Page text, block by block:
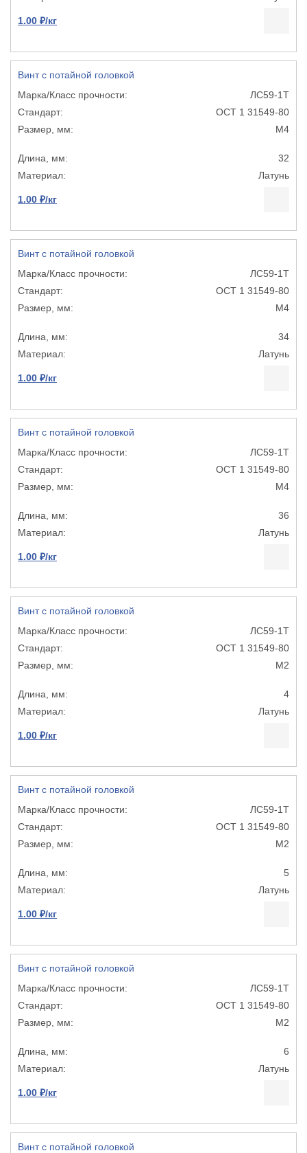
1.00 ₽/кг
Винт с потайной головкой
ЛС59-1Т
ОСТ 1 31549-80
М4
32
Латунь
1.00 ₽/кг
Винт с потайной головкой
ЛС59-1Т
ОСТ 1 31549-80
М4
34
Латунь
1.00 ₽/кг
Винт с потайной головкой
ЛС59-1Т
ОСТ 1 31549-80
М4
36
Латунь
1.00 ₽/кг
Винт с потайной головкой
ЛС59-1Т
ОСТ 1 31549-80
М2
4
Латунь
1.00 ₽/кг
Винт с потайной головкой
ЛС59-1Т
ОСТ 1 31549-80
М2
5
Латунь
1.00 ₽/кг
Винт с потайной головкой
ЛС59-1Т
ОСТ 1 31549-80
М2
6
Латунь
1.00 ₽/кг
Винт с потайной головкой